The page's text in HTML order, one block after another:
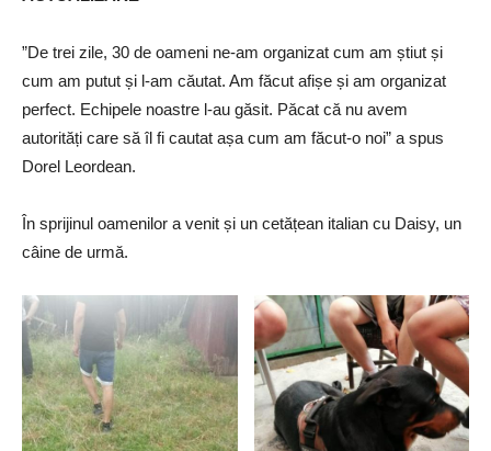
”De trei zile, 30 de oameni ne-am organizat cum am știut și
cum am putut și l-am căutat. Am făcut afișe și am organizat
perfect. Echipele noastre l-au găsit. Păcat că nu avem
autorități care să îl fi cautat așa cum am făcut-o noi” a spus
Dorel Leordean.
În sprijinul oamenilor a venit și un cetățean italian cu Daisy, un
câine de urmă.